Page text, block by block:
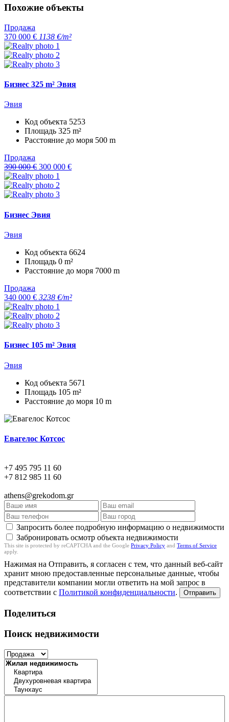
Похожие объекты
Продажа
370 000 € 1138 €/m²
Бизнес 325 m² Эвия
Эвия
Код объекта 5253
Площадь 325 m²
Расстояние до моря 500 m
Продажа
390 000 € 300 000 €
Бизнес Эвия
Эвия
Код объекта 6624
Площадь 0 m²
Расстояние до моря 7000 m
Продажа
340 000 € 3238 €/m²
Бизнес 105 m² Эвия
Эвия
Код объекта 5671
Площадь 105 m²
Расстояние до моря 10 m
Евагелос Котсос
+7 495 795 11 60
+7 812 985 11 60
athens@grekodom.gr
Запросить более подробную информацию о недвижимости
Забронировать осмотр объекта недвижимости
This site is protected by reCAPTCHA and the Google Privacy Policy and Terms of Service
apply.
Нажимая на Отправить, я согласен с тем, что данный веб-сайт
хранит мною предоставленные персональные данные, чтобы
представители компании могли ответить на мой запрос в
соответствии с Политикой конфиденциальности. Отправить
Поделиться
Поиск недвижимости